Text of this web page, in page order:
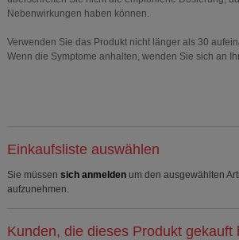
Nebenwirkungen haben können.
Verwenden Sie das Produkt nicht länger als 30
Wenn die Symptome anhalten, wenden Sie sich an
Einkaufsliste auswählen
Sie müssen sich anmelden um den ausgewählten
aufzunehmen.
Kunden, die dieses Produkt gekauft